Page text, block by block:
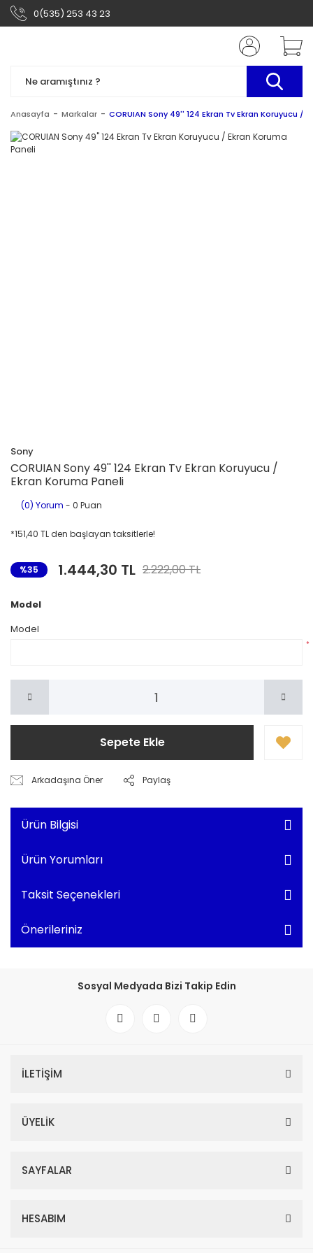
0(535) 253 43 23
Anasayfa Markalar CORUIAN Sony 49'' 124 Ekran Tv Ekran Koruyucu /
Sony
CORUIAN Sony 49'' 124 Ekran Tv Ekran Koruyucu /
Ekran Koruma Paneli
(0) Yorum - 0 Puan
*151,40 TL den başlayan taksitlerle!
%35 1.444,30 TL 2.222,00 TL
Model
Model
*
Sepete Ekle
Arkadaşına Öner Paylaş
Ürün Bilgisi
Ürün Yorumları
Taksit Seçenekleri
Önerileriniz
Sosyal Medyada Bizi Takip Edin
İLETİŞİM
ÜYELİK
SAYFALAR
HESABIM